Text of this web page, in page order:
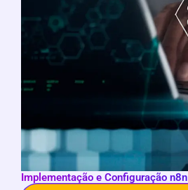
Implementação e Configuração n8n